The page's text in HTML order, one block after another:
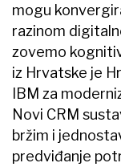
mogu
razinom
zovemo
iz Hrvatske je
IBM za
Novi CRM
bržim i
predviđanje